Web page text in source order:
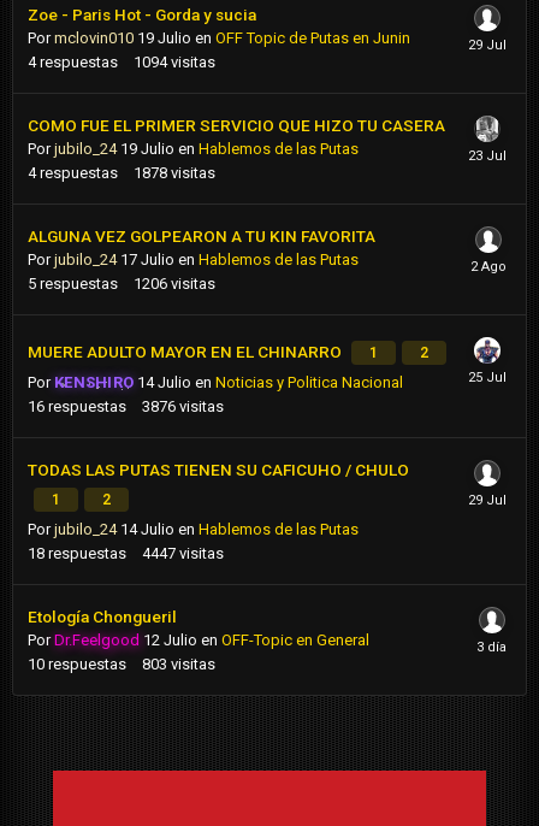
Zoe - Paris Hot - Gorda y sucia
Pormclovin010 19 Julio en OFF Topic de Putas en Junin
4 respuestas 1094 visitas
COMO FUE EL PRIMER SERVICIO QUE HIZO TU CASERA
Porjubilo_24 19 Julio en Hablemos de las Putas
4 respuestas 1878 visitas
ALGUNA VEZ GOLPEARON A TU KIN FAVORITA
Porjubilo_24 17 Julio en Hablemos de las Putas
5 respuestas 1206 visitas
MUERE ADULTO MAYOR EN EL CHINARRO 1 2
Por KENSHIRO 14 Julio enNoticias y Politica Nacional
16 respuestas 3876 visitas
TODAS LAS PUTAS TIENEN SU CAFICUHO / CHULO
1 2
Porjubilo_24 14 Julio en Hablemos de las Putas
18 respuestas 4447 visitas
Etología Chongueril
PorDr.Feelgood 12 Julio en OFF-Topic en General
10 respuestas 803 visitas